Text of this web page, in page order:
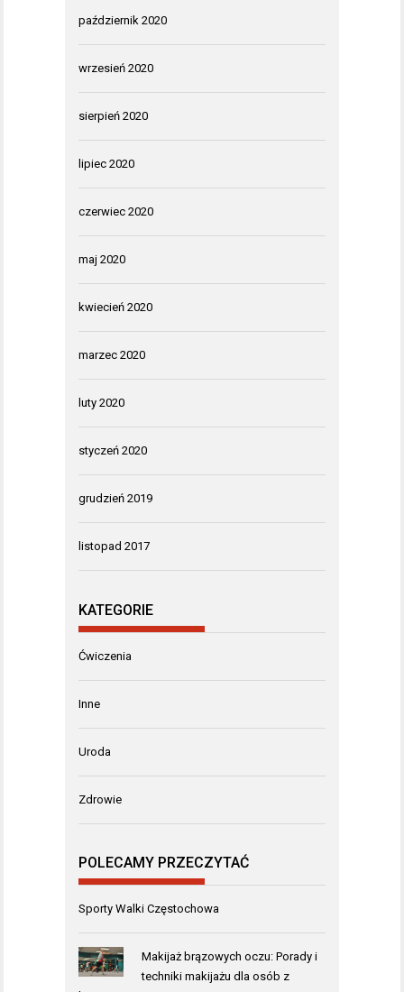
październik 2020
wrzesień 2020
sierpień 2020
lipiec 2020
czerwiec 2020
maj 2020
kwiecień 2020
marzec 2020
luty 2020
styczeń 2020
grudzień 2019
listopad 2017
KATEGORIE
Ćwiczenia
Inne
Uroda
Zdrowie
POLECAMY PRZECZYTAĆ
Sporty Walki Częstochowa
Makijaż brązowych oczu: Porady i
techniki makijażu dla osób z